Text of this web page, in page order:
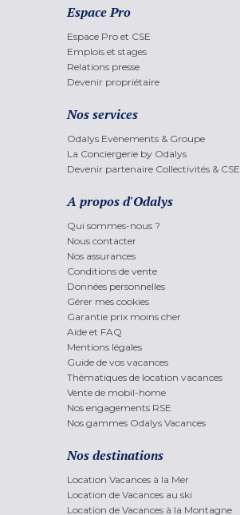
Espace Pro
Espace Pro et CSE
Emplois et stages
Relations presse
Devenir propriétaire
Nos services
Odalys Evènements & Groupe
La Conciergerie by Odalys
Devenir partenaire Collectivités & CSE
A propos d'Odalys
Qui sommes-nous ?
Nous contacter
Nos assurances
Conditions de vente
Données personnelles
Gérer mes cookies
Garantie prix moins cher
Aide et FAQ
Mentions légales
Guide de vos vacances
Thématiques de location vacances
Vente de mobil-home
Nos engagements RSE
Nos gammes Odalys Vacances
Nos destinations
Location Vacances à la Mer
Location de Vacances au ski
Location de Vacances à la Montagne